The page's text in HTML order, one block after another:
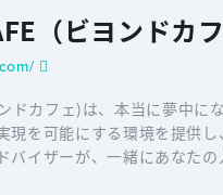
（ビヨンドカフ
ドカフェ)は、本当に夢中に
現を可能にする環境を提供
バイザーが、一緒にあなた